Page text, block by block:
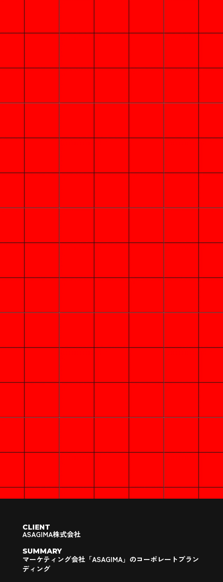
CLIENT
ASAGIMA株式会社
SUMMARY
マーケティング会社「ASAGIMA」のコーポレートブラン
ディング